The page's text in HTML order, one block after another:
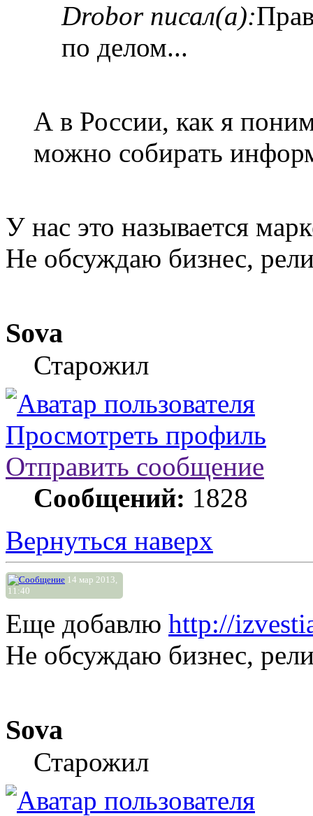
Drobor писал(а):
по делом...
А в России, как я
можно собирать
У нас это называется
Не обсуждаю бизнес,
Sova
Старожил
Просмотреть профиль
Отправить сообщение
Сообщений: 1828
Вернуться наверх
14 мар 2013,
11:40
Еще добавлю http://
Не обсуждаю бизнес,
Sova
Старожил